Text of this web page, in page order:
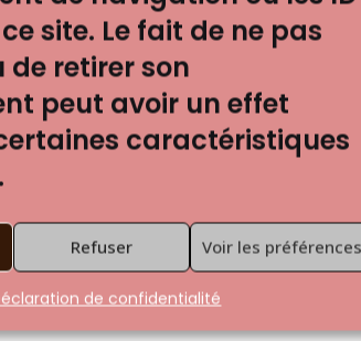
site. Le fait de ne pas
de retirer son
peut avoir un effet
caractéristiques
Refuser Voir les préférences
de confidentialité
sont intimement liées1. En